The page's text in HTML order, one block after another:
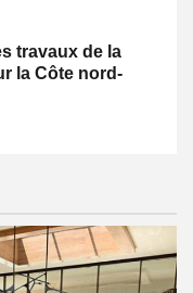
travaux de la
la Côte nord-